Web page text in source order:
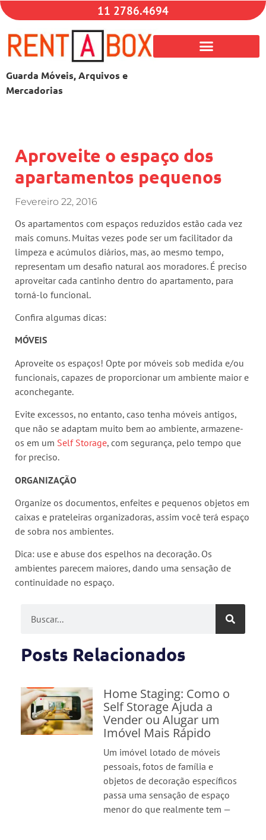
11 2786.4694
Guarda Móveis, Arquivos e
Mercadorias
Aproveite o espaço dos
apartamentos pequenos
Fevereiro 22, 2016
Os apartamentos com espaços reduzidos estão cada vez
mais comuns. Muitas vezes pode ser um facilitador da
limpeza e acúmulos diários, mas, ao mesmo tempo,
representam um desafio natural aos moradores. É preciso
aproveitar cada cantinho dentro do apartamento, para
torná-lo funcional.
Confira algumas dicas:
MÓVEIS
Aproveite os espaços! Opte por móveis sob medida e/ou
funcionais, capazes de proporcionar um ambiente maior e
aconchegante.
Evite excessos, no entanto, caso tenha móveis antigos,
que não se adaptam muito bem ao ambiente, armazene-
os em um Self Storage, com segurança, pelo tempo que
for preciso.
ORGANIZAÇÃO
Organize os documentos, enfeites e pequenos objetos em
caixas e prateleiras organizadoras, assim você terá espaço
de sobra nos ambientes.
Dica: use e abuse dos espelhos na decoração. Os
ambientes parecem maiores, dando uma sensação de
continuidade no espaço.
Posts Relacionados
Home Staging: Como o
Self Storage Ajuda a
Vender ou Alugar um
Imóvel Mais Rápido
Um imóvel lotado de móveis
pessoais, fotos de família e
objetos de decoração específicos
passa uma sensação de espaço
menor do que realmente tem —